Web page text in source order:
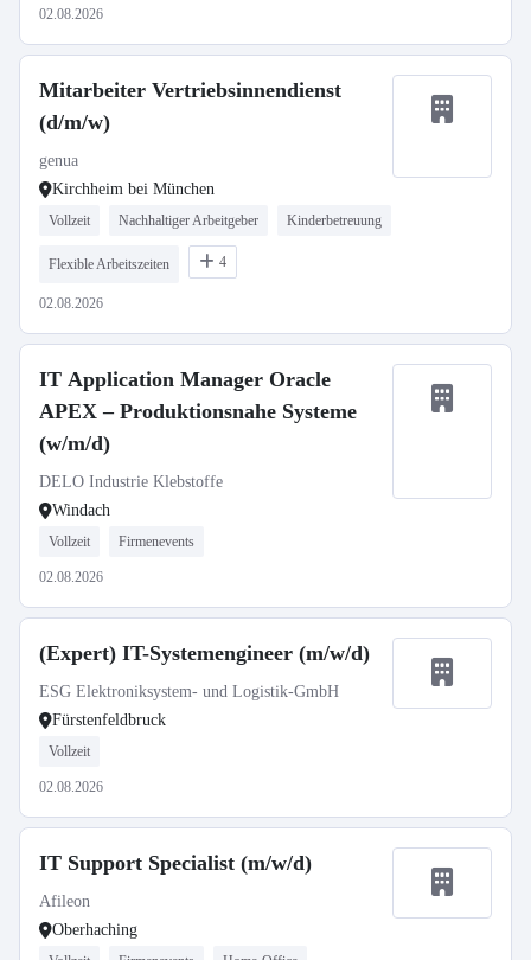
02.08.2026
Mitarbeiter Vertriebsinnendienst
(d/m/w)
genua
Kirchheim bei München
Vollzeit Nachhaltiger Arbeitgeber Kinderbetreuung
Flexible Arbeitszeiten 4
02.08.2026
IT Application Manager Oracle
APEX – Produktionsnahe Systeme
(w/m/d)
DELO Industrie Klebstoffe
Windach
Vollzeit Firmenevents
02.08.2026
(Expert) IT-Systemengineer (m/w/d)
ESG Elektroniksystem- und Logistik-GmbH
Fürstenfeldbruck
Vollzeit
02.08.2026
IT Support Specialist (m/w/d)
Afileon
Oberhaching